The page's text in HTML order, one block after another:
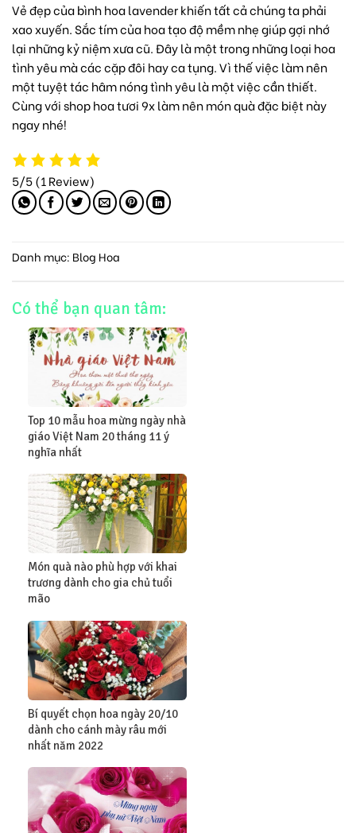
Vẻ đẹp của bình hoa lavender khiến tất cả chúng ta phải
xao xuyến. Sắc tím của hoa tạo độ mềm nhẹ giúp gợi nhớ
lại những kỷ niệm xưa cũ. Đây là một trong những loại hoa
tình yêu mà các cặp đôi hay ca tụng. Vì thế việc làm nên
một tuyệt tác hâm nóng tình yêu là một việc cần thiết.
Cùng với shop hoa tươi 9x làm nên món quà đặc biệt này
ngay nhé!
5/5(1 Review)
Danh mục: Blog Hoa
Có thể bạn quan tâm:
Top 10 mẫu hoa mừng ngày nhà
giáo Việt Nam 20 tháng 11 ý
nghĩa nhất
Món quà nào phù hợp với khai
trương dành cho gia chủ tuổi
mão
Bí quyết chọn hoa ngày 20/10
dành cho cánh mày râu mới
nhất năm 2022